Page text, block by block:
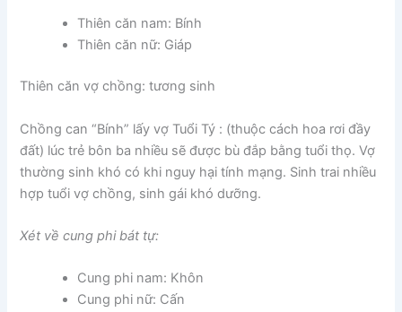
Thiên căn nam: Bính
Thiên căn nữ: Giáp
Thiên căn vợ chồng: tương sinh
Chồng can “Bính” lấy vợ Tuổi Tý : (thuộc cách hoa rơi đầy
đất) lúc trẻ bôn ba nhiều sẽ được bù đắp bằng tuổi thọ. Vợ
thường sinh khó có khi nguy hại tính mạng. Sinh trai nhiều
hợp tuổi vợ chồng, sinh gái khó dưỡng.
Xét về cung phi bát tự:
Cung phi nam: Khôn
Cung phi nữ: Cấn